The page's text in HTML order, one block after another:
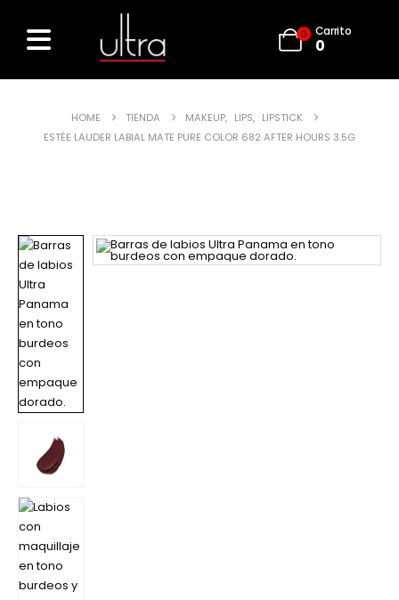
0 Carrito
0
HOME TIENDA MAKEUP, LIPS, LIPSTICK
ESTÉE LAUDER LABIAL MATE PURE COLOR 682 AFTER HOURS 3.5G